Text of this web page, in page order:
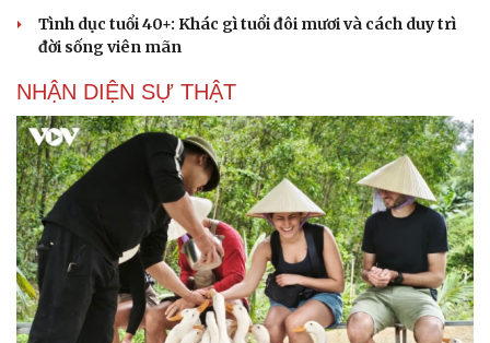
Tình dục tuổi 40+: Khác gì tuổi đôi mươi và cách duy trì
đời sống viên mãn
NHẬN DIỆN SỰ THẬT